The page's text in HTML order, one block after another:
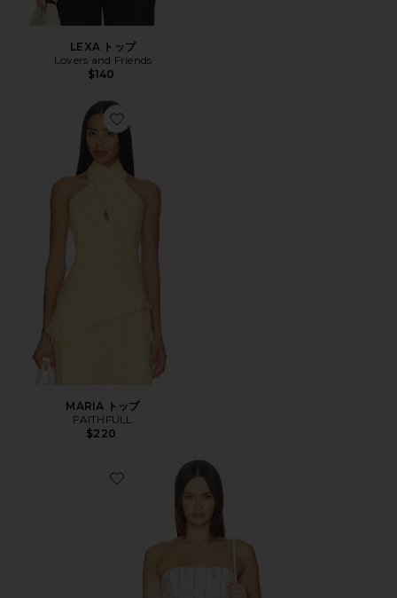
LEXA トップ
Lovers and Friends
$140
Favorite MARIA トップ
MARIA トップ
FAITHFULL
$220
Favorite ABELIA クロップトップ